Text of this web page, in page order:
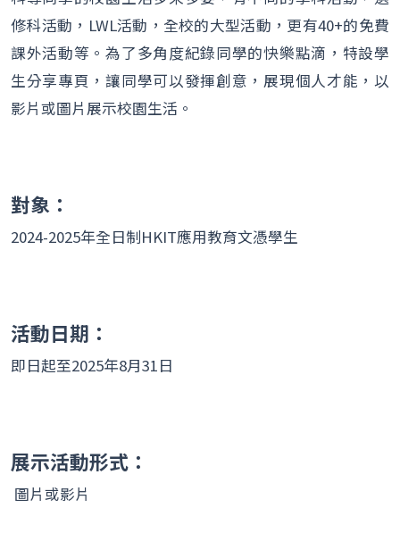
修科活動，LWL活動，全校的大型活動，更有40+的免費
課外活動等。為了多角度紀錄同學的快樂點滴，特設學
生分享專頁，讓同學可以發揮創意，展現個人才能，以
影片或圖片展示校園生活。
對象：
2024-2025年全日制HKIT應用教育文憑學生
活動日期：
即日起至2025年8月31日
展示活動形式：
圖片或影片